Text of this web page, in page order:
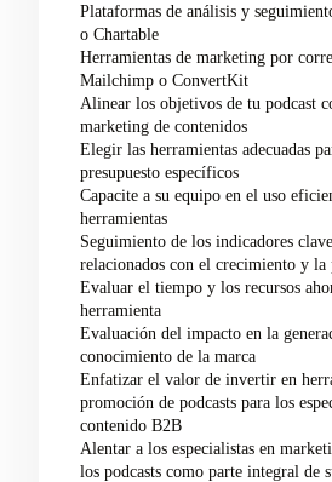
Plataformas de análisis y
o Chartable
Herramientas de marketing por
Mailchimp o ConvertKit
Alinear los objetivos de tu podcast
marketing de contenidos
Elegir las herramientas adecuadas
presupuesto específicos
Capacite a su equipo en el uso
herramientas
Seguimiento de los indicadores
relacionados con el crecimiento y la
Evaluar el tiempo y los recursos
herramienta
Evaluación del impacto en la
conocimiento de la marca
Enfatizar el valor de invertir en
promoción de podcasts para los
contenido B2B
Alentar a los especialistas en
los podcasts como parte integral de